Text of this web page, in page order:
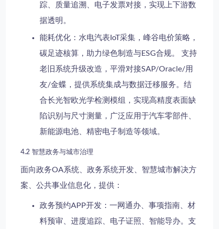
踪、质量追溯、电子发票对接，实现上下游数
据透明。
能耗优化 ：水电汽表IoT采集，峰谷电价策略，
碳足迹核算，助力绿色制造与ESG合规。 支持
老旧系统升级改造 ，平滑对接SAP/Oracle/用
友/金蝶，提供系统集成与数据迁移服务。结
合长光智欧光学检测模组，实现高精度表面缺
陷识别与尺寸测量，广泛应用于汽车零部件、
新能源电池、精密电子制造等领域。
4.2 智慧政务与城市治理
面向政务OA系统、 政务系统开发、 智慧城市解决方
案、 公共事业信息化 ，提供：
政务预约APP开发 ：一网通办、事项指南、材
料预审、进度追踪、电子证照、智能导办。支